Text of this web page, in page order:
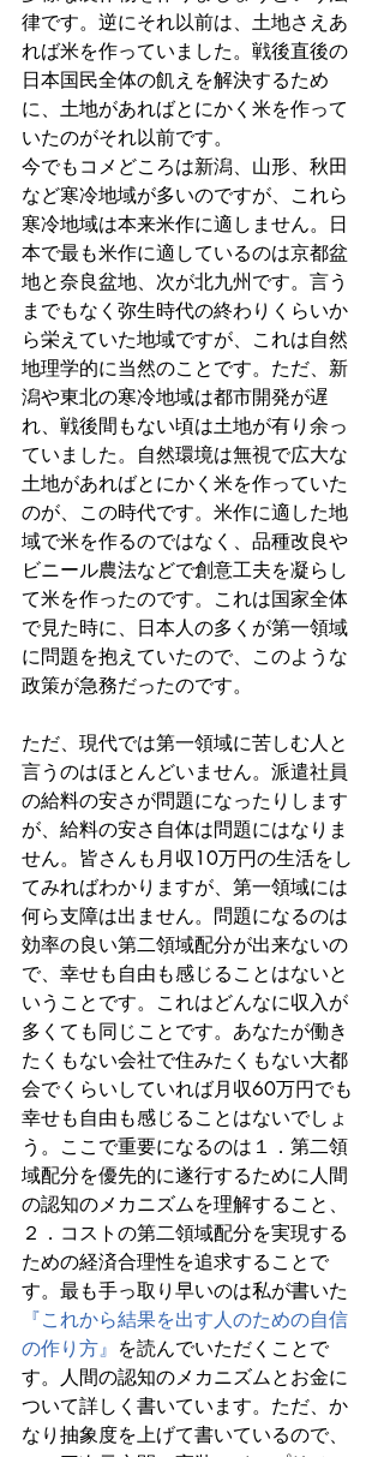
律です。逆にそれ以前は、土地さえあ
れば米を作っていました。戦後直後の
日本国民全体の飢えを解決するため
に、土地があればとにかく米を作って
いたのがそれ以前です。
今でもコメどころは新潟、山形、秋田
など寒冷地域が多いのですが、これら
寒冷地域は本来米作に適しません。日
本で最も米作に適しているのは京都盆
地と奈良盆地、次が北九州です。言う
までもなく弥生時代の終わりくらいか
ら栄えていた地域ですが、これは自然
地理学的に当然のことです。ただ、新
潟や東北の寒冷地域は都市開発が遅
れ、戦後間もない頃は土地が有り余っ
ていました。自然環境は無視で広大な
土地があればとにかく米を作っていた
のが、この時代です。米作に適した地
域で米を作るのではなく、品種改良や
ビニール農法などで創意工夫を凝らし
て米を作ったのです。これは国家全体
で見た時に、日本人の多くが第一領域
に問題を抱えていたので、このような
政策が急務だったのです。
ただ、現代では第一領域に苦しむ人と
言うのはほとんどいません。派遣社員
の給料の安さが問題になったりします
が、給料の安さ自体は問題にはなりま
せん。皆さんも月収10万円の生活をし
てみればわかりますが、第一領域には
何ら支障は出ません。問題になるのは
効率の良い第二領域配分が出来ないの
で、幸せも自由も感じることはないと
いうことです。これはどんなに収入が
多くても同じことです。あなたが働き
たくもない会社で住みたくもない大都
会でくらいしていれば月収60万円でも
幸せも自由も感じることはないでしょ
う。ここで重要になるのは１．第二領
域配分を優先的に遂行するために人間
の認知のメカニズムを理解すること、
２．コストの第二領域配分を実現する
ための経済合理性を追求することで
す。最も手っ取り早いのは私が書いた
『これから結果を出す人のための自信
の作り方』 を読んでいただくことで
す。人間の認知のメカニズムとお金に
ついて詳しく書いています。ただ、か
なり抽象度を上げて書いているので、